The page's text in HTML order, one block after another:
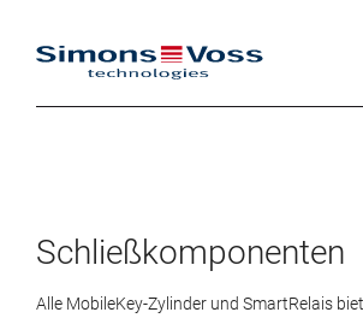
Schließkomponenten
Alle MobileKey-Zylinder und SmartRelais